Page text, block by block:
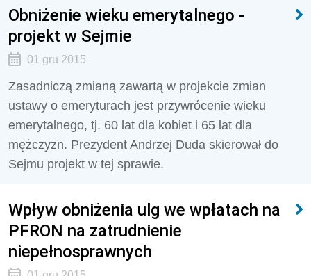
Obniżenie wieku emerytalnego -
projekt w Sejmie
01 gru 2015
Zasadniczą zmianą zawartą w projekcie zmian
ustawy o emeryturach jest przywrócenie wieku
emerytalnego, tj. 60 lat dla kobiet i 65 lat dla
mężczyzn. Prezydent Andrzej Duda skierował do
Sejmu projekt w tej sprawie.
Wpływ obniżenia ulg we wpłatach na
PFRON na zatrudnienie
niepełnosprawnych